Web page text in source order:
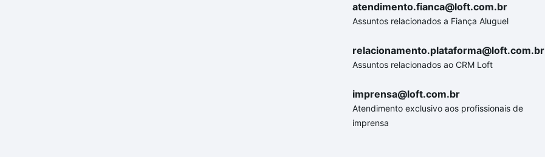
atendimento.fianca@loft.com.br
Assuntos relacionados a Fiança Aluguel
relacionamento.plataforma@loft.com.br
Assuntos relacionados ao CRM Loft
imprensa@loft.com.br
Atendimento exclusivo aos profissionais de
imprensa